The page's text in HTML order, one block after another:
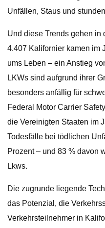
Unfällen, Staus und
Und diese Trends gehen in
4.407 Kalifornier kamen im
ums Leben – ein Anstieg
LKWs sind aufgrund ihrer
besonders anfällig für
Federal Motor Carrier
die Vereinigten Staaten im
Todesfälle bei tödlichen
Prozent – ​​und 83 % davon
Lkws.
Die zugrunde liegende
das Potenzial, die
Verkehrsteilnehmer in